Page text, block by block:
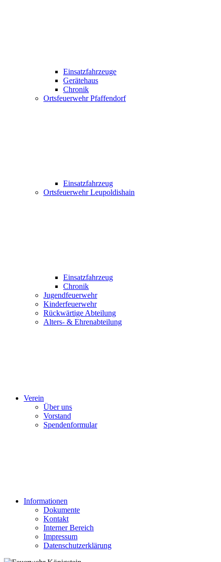
Einsatzfahrzeuge
Gerätehaus
Chronik
Ortsfeuerwehr Pfaffendorf
Einsatzfahrzeug
Ortsfeuerwehr Leupoldishain
Einsatzfahrzeug
Chronik
Jugendfeuerwehr
Kinderfeuerwehr
Rückwärtige Abteilung
Alters- & Ehrenabteilung
Verein
Über uns
Vorstand
Spendenformular
Informationen
Dokumente
Kontakt
Interner Bereich
Impressum
Datenschutzerklärung